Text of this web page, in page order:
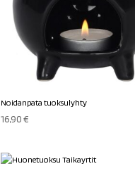
Noidanpata tuoksulyhty
16,90€